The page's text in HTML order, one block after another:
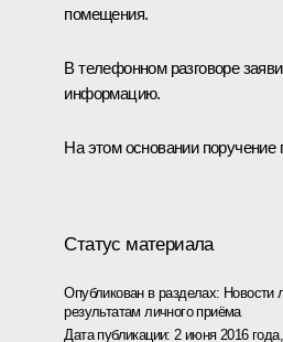
помещения.
В телефонном разговоре
информацию.
На этом основании
Статус материала
Опубликован в разделах: Новости
результатам личного приёма
Дата публикации: 2 июня 2016